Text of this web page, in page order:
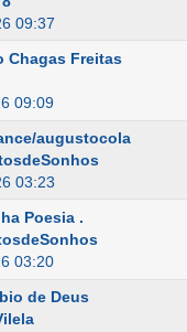
09:37
Chagas Freitas
09:09
augustocola
03:23
Poesia .
03:20
de Deus